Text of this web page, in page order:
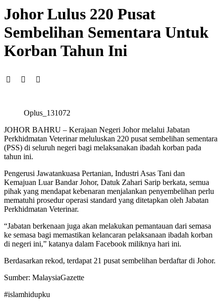
Johor Lulus 220 Pusat
Sembelihan Sementara Untuk
Korban Tahun Ini
Oplus_131072
JOHOR BAHRU – Kerajaan Negeri Johor melalui Jabatan
Perkhidmatan Veterinar meluluskan 220 pusat sembelihan sementara
(PSS) di seluruh negeri bagi melaksanakan ibadah korban pada
tahun ini.
Pengerusi Jawatankuasa Pertanian, Industri Asas Tani dan
Kemajuan Luar Bandar Johor, Datuk Zahari Sarip berkata, semua
pihak yang mendapat kebenaran menjalankan penyembelihan perlu
mematuhi prosedur operasi standard yang ditetapkan oleh Jabatan
Perkhidmatan Veterinar.
“Jabatan berkenaan juga akan melakukan pemantauan dari semasa
ke semasa bagi memastikan kelancaran pelaksanaan ibadah korban
di negeri ini,” katanya dalam Facebook miliknya hari ini.
Berdasarkan rekod, terdapat 21 pusat sembelihan berdaftar di Johor.
Sumber: MalaysiaGazette
#islamhidupku